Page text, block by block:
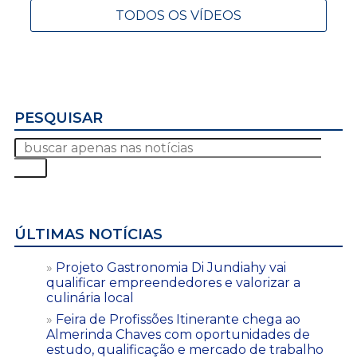
TODOS OS VÍDEOS
PESQUISAR
ÚLTIMAS NOTÍCIAS
Projeto Gastronomia Di Jundiahy vai
qualificar empreendedores e valorizar a
culinária local
Feira de Profissões Itinerante chega ao
Almerinda Chaves com oportunidades de
estudo, qualificação e mercado de trabalho